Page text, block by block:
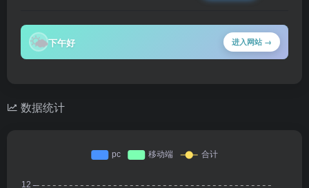
🌤下午好 进入网站 →
数据统计